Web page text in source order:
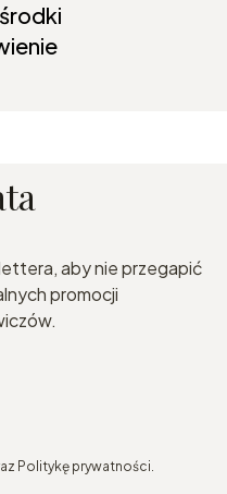
aby nie przegapić
promocji
Politykę prywatności.